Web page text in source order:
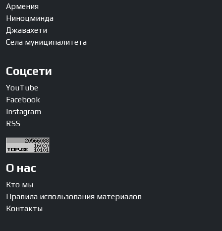
Армения
Ниноцминда
Джавахети
Села муниципалитета
Соцсети
YouTube
Facebook
Instagram
RSS
О нас
Кто мы
Правила использования материалов
Контакты